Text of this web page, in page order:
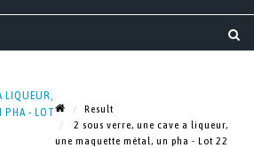
LIQUEUR,
PHA - LOT
Result
2 sous verre, une cave a liqueur,
une maquette métal, un pha - Lot 22